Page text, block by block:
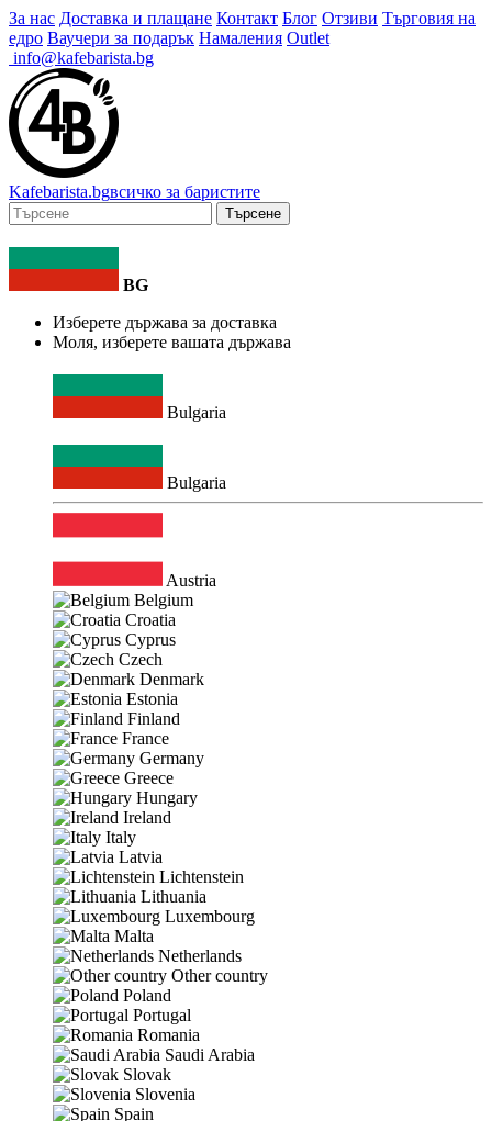
За нас Доставка и плащане Контакт Блог Отзиви Търговия на
едро Ваучери за подарък Намаления Outlet
info@kafebarista.bg
Kafebarista.bgвсичко за баристите
Търсене
BG
Изберете държава за доставка
Моля, изберете вашата държава
Bulgaria
Bulgaria
Austria
Belgium
Croatia
Cyprus
Czech
Denmark
Estonia
Finland
France
Germany
Greece
Hungary
Ireland
Italy
Latvia
Lichtenstein
Lithuania
Luxembourg
Malta
Netherlands
Other country
Poland
Portugal
Romania
Saudi Arabia
Slovak
Slovenia
Spain